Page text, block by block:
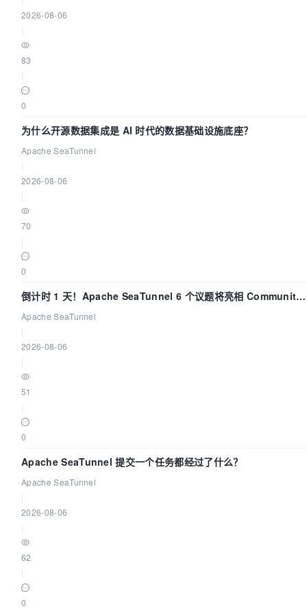
2026-08-06
83
0
为什么开源数据集成是 AI 时代的数据基础设施底座？
Apache SeaTunnel
2026-08-06
70
0
倒计时 1 天！Apache SeaTunnel 6 个议题将亮相 Community
Over Code Asia 2026
Apache SeaTunnel
2026-08-06
51
0
Apache SeaTunnel 提交一个任务都经过了什么？
Apache SeaTunnel
2026-08-06
62
0